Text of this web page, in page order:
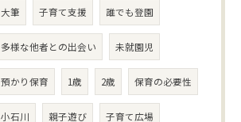
大筆 子育て支援 誰でも登園
多様な他者との出会い 未就園児
預かり保育 1歳 2歳 保育の必要性
小石川 親子遊び 子育て広場